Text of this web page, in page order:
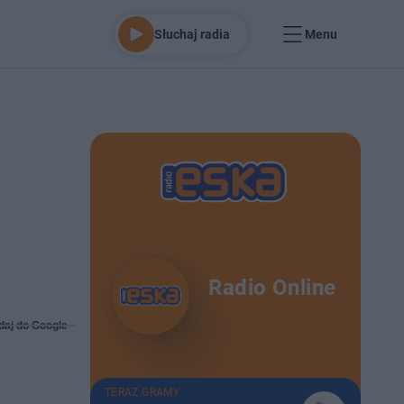
Słuchaj radia Menu
do Google
Radio Online
TERAZ GRAMY